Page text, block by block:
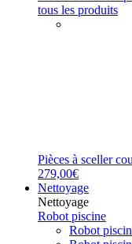
tous les produits
Pièces à sceller
279,00€
Nettoyage
Nettoyage
Robot piscine
Robot